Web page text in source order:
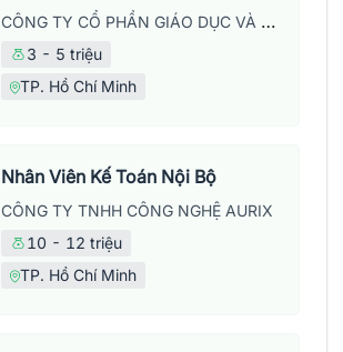
CÔNG TY CỔ PHẦN GIÁO DỤC VÀ NĂNG LƯỢNG ĐÔNG ĐÔ
3 - 5 triệu
TP. Hồ Chí Minh
Nhân Viên Kế Toán Nội Bộ
CÔNG TY TNHH CÔNG NGHỆ AURIX
10 - 12 triệu
TP. Hồ Chí Minh